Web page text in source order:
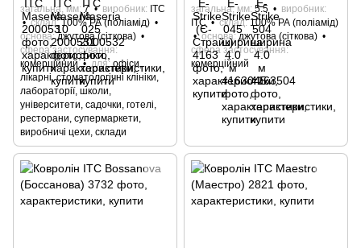
загальна, мм 7 виробник
ITC
склад 100% РА (поліамід)
основа джутова (сіткова)
сфера застосування
комерційний
для офіси,
лікарні, стоматологічні клініки,
лабораторії, школи,
університети, садочки, готелі,
ресторани, супермаркети,
виробничі цехи, склади
загальна, мм 5.5
виробник
ITC
склад 100% РА (поліамід)
основа джутова (сіткова)
сфера застосування
комерційний